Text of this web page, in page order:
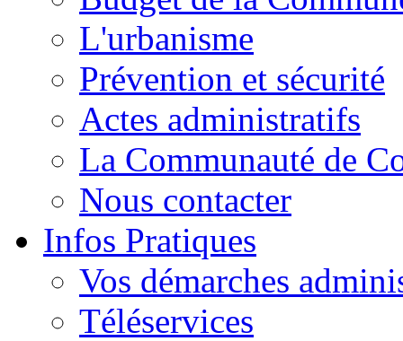
L'urbanisme
Prévention et sécurité
Actes administratifs
La Communauté de
Nous contacter
Infos Pratiques
Vos démarches
Téléservices